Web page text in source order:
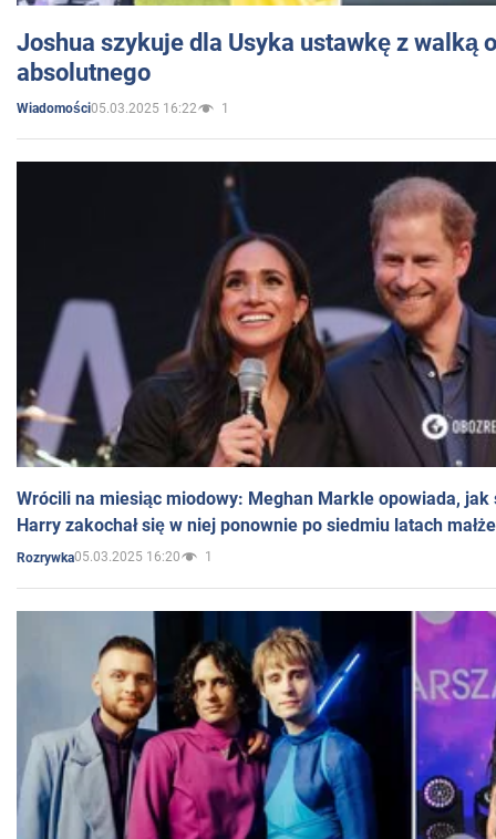
Joshua szykuje dla Usyka ustawkę z walką
absolutnego
Wiadomości05.03.2025 16:22 1
Wrócili na miesiąc miodowy: Meghan Markle opowiada, jak
Harry zakochał się w niej ponownie po siedmiu latach
Rozrywka05.03.2025 16:20 1